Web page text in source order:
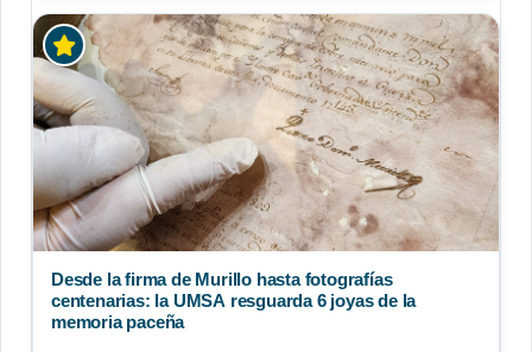
Desde la firma de Murillo hasta fotografías
centenarias: la UMSA resguarda 6 joyas de la
memoria paceña